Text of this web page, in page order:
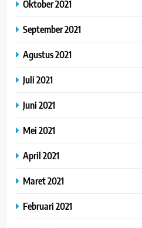
Oktober 2021
September 2021
Agustus 2021
Juli 2021
Juni 2021
Mei 2021
April 2021
Maret 2021
Februari 2021